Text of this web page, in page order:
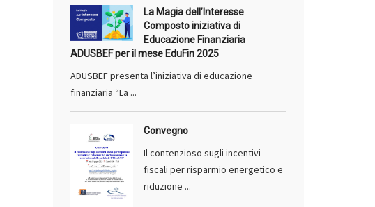
La Magia dell’Interesse
Composto iniziativa di
Educazione Finanziaria
ADUSBEF per il mese EduFin 2025
ADUSBEF presenta l’iniziativa di educazione
finanziaria “La ...
Convegno
Il contenzioso sugli incentivi
fiscali per risparmio energetico e
riduzione ...